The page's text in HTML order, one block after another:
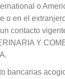
o
o en el
contacto
Y
bancarias